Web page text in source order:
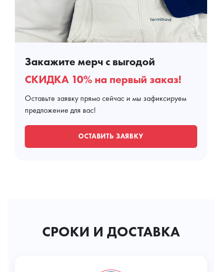
Закажите мерч с выгодой
СКИДКА 10% на первый заказ!
Оставьте заявку прямо сейчас и мы зафиксируем
предложение для вас!
ОСТАВИТЬ ЗАЯВКУ
СРОКИ И ДОСТАВКА